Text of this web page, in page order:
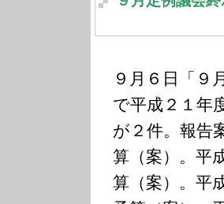
９月６日「９
で平成２１年
が２件。報告
算（案）。平
算（案）。平